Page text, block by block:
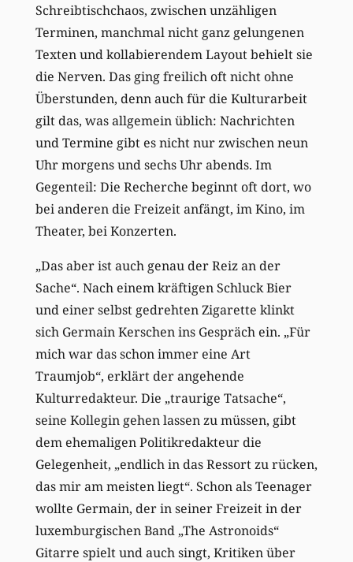
Schreibtischchaos, zwischen unzähligen
Terminen, manchmal nicht ganz gelungenen
Texten und kollabierendem Layout behielt sie
die Nerven. Das ging freilich oft nicht ohne
Überstunden, denn auch für die Kulturarbeit
gilt das, was allgemein üblich: Nachrichten
und Termine gibt es nicht nur zwischen neun
Uhr morgens und sechs Uhr abends. Im
Gegenteil: Die Recherche beginnt oft dort, wo
bei anderen die Freizeit anfängt, im Kino, im
Theater, bei Konzerten.
„Das aber ist auch genau der Reiz an der
Sache“. Nach einem kräftigen Schluck Bier
und einer selbst gedrehten Zigarette klinkt
sich Germain Kerschen ins Gespräch ein. „Für
mich war das schon immer eine Art
Traumjob“, erklärt der angehende
Kulturredakteur. Die „traurige Tatsache“,
seine Kollegin gehen lassen zu müssen, gibt
dem ehemaligen Politikredakteur die
Gelegenheit, „endlich in das Ressort zu rücken,
das mir am meisten liegt“. Schon als Teenager
wollte Germain, der in seiner Freizeit in der
luxemburgischen Band „The Astronoids“
Gitarre spielt und auch singt, Kritiken über